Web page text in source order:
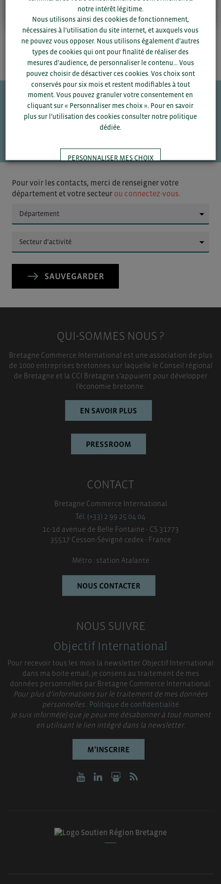
Une question ?
VOS CONTACTS
Pour voir les contacts, merci de renseigner votre
département et votre secteur ou connectez-vous.
SAUVEGARDER
QUI-SOMMES NOUS ?
Bretagne Commerce International est une association de plus
de 1000 entreprises bretonnes sur laquelle le Conseil régional
de Bretagne et la CCI Bretagne s’appuient pour développer
l’économie bretonne.
EN SAVOIR PLUS
PRESSROOM
CONTACT
Bretagne Commerce International
Tél. (+33) 2 99 25 04 04
1c-1d avenue de Belle Fontaine - CS 31773
35517 Cesson-Sévigné cedex - France
Métro : station Atalante
NOUS CONTACTER
NOUS SUIVRE
Objectif International
Pour recevoir tous les mois la newsletter Objectif International
dans ma boite email, je consens au traitement de mes
données personnelles par Bretagne Commerce International.
Pour plus d’informations sur le traitement de mes données
personnelles :Politique de confidentialité
Je suis informé(e) que je peux me désabonner à tout moment
en utilisant le lien intégré dans la newsletter.
M’INSCRIRE
notre intérêt légitime.
Nous utilisons ainsi des cookies de fonctionnement,
nécessaires à l’utilisation du site internet, et auxquels vous
ne pouvez vous opposer. Nous utilisons également d’autres
types de cookies qui ont pour finalité de réaliser des
mesures d’audience, de personnaliser le contenu... Vous
pouvez choisir de désactiver ces cookies. Vos choix sont
conservés pour six mois et restent modifiables à tout
moment. Vous pouvez granuler votre consentement en
cliquant sur « Personnaliser mes choix ». Pour en savoir
plus sur l’utilisation des cookies consulter notre politique
dédiée.
PERSONNALISER MES CHOIX
TOUT ACCEPTER